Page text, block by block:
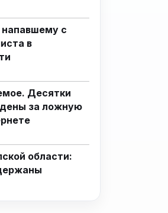
с
в
Десятки
за ложную
области: